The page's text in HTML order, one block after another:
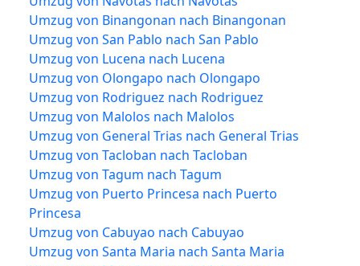
Umzug von Binangonan nach Binangonan
Umzug von San Pablo nach San Pablo
Umzug von Lucena nach Lucena
Umzug von Olongapo nach Olongapo
Umzug von Rodriguez nach Rodriguez
Umzug von Malolos nach Malolos
Umzug von General Trias nach General Trias
Umzug von Tacloban nach Tacloban
Umzug von Tagum nach Tagum
Umzug von Puerto Princesa nach Puerto
Princesa
Umzug von Cabuyao nach Cabuyao
Umzug von Santa Maria nach Santa Maria